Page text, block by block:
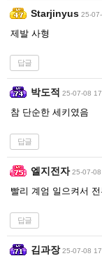
Starjinyus 25-
제발 사형
답글
박도적 25-07-08
참 단순한 세키였음
답글
엘지전자 25-07-
빨리 계엄 일으켜서
답글
김과장 25-07-08